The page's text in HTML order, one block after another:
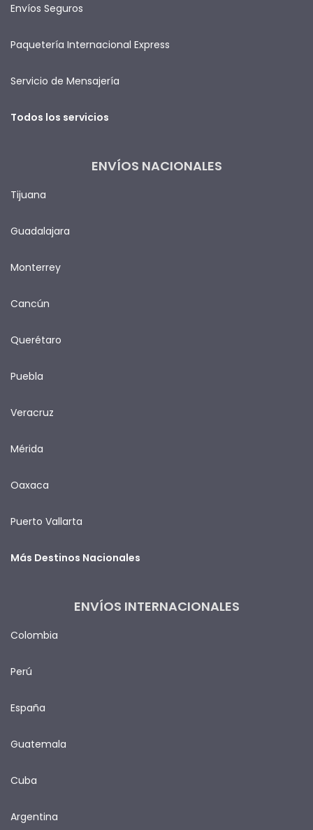
Envíos Seguros
Paquetería Internacional Express
Servicio de Mensajería
Todos los servicios
ENVÍOS NACIONALES
Tijuana
Guadalajara
Monterrey
Cancún
Querétaro
Puebla
Veracruz
Mérida
Oaxaca
Puerto Vallarta
Más Destinos Nacionales
ENVÍOS INTERNACIONALES
Colombia
Perú
España
Guatemala
Cuba
Argentina